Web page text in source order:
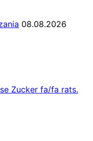
08.08.2026
Zucker fa/fa rats.